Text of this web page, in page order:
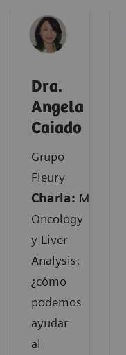
Dra.
Angela
Caiado
Grupo
Fleury
Charla: MM
Oncology
y Liver
Analysis:
¿cómo
podemos
ayudar
al